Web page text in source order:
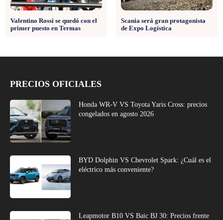
Valentino Rossi se quedó con el
primer puesto en Termas
Scania será gran protagonista
de Expo Logística
PRECIOS OFICIALES
Honda WR-V VS Toyota Yaris Cross: precios
congelados en agosto 2026
BYD Dolphin VS Chevrolet Spark: ¿Cuál es el
eléctrico más conveniente?
Leapmotor B10 VS Baic BJ 30: Precios frente